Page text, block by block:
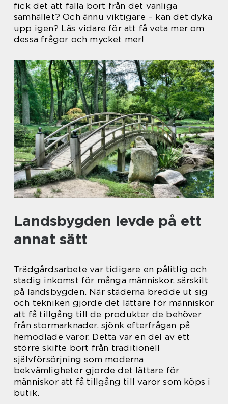
fick det att falla bort från det vanliga
samhället? Och ännu viktigare – kan det dyka
upp igen? Läs vidare för att få veta mer om
dessa frågor och mycket mer!
Landsbygden levde på ett
annat sätt
Trädgårdsarbete var tidigare en pålitlig och
stadig inkomst för många människor, särskilt
på landsbygden. När städerna bredde ut sig
och tekniken gjorde det lättare för människor
att få tillgång till de produkter de behöver
från stormarknader, sjönk efterfrågan på
hemodlade varor. Detta var en del av ett
större skifte bort från traditionell
självförsörjning som moderna
bekvämligheter gjorde det lättare för
människor att få tillgång till varor som köps i
butik.